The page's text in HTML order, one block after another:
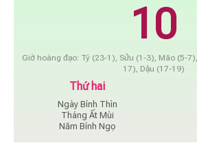
10
Giờ hoàng đạo: Tý (23-1), Sửu (1-3), Mão (5-
17), Dậu (17-19)
Thứ hai
Ngày Bính Thìn
Tháng Ất Mùi
Năm Bính Ngọ